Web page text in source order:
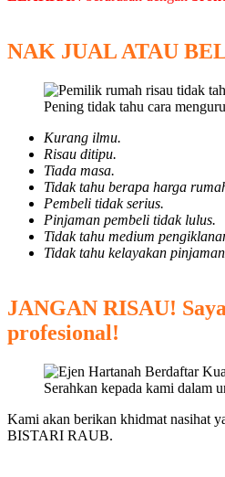
NAK JUAL ATAU
Pening tidak tahu cara
Kurang ilmu.
Risau ditipu.
Tiada masa.
Tidak tahu berapa harga
Pembeli tidak serius.
Pinjaman pembeli tidak lulus.
Tidak tahu medium
Tidak tahu kelayakan pinjaman
JANGAN RISAU!
profesional!
Serahkan kepada kami dalam
Kami akan berikan khidmat nasihat
BISTARI RAUB.